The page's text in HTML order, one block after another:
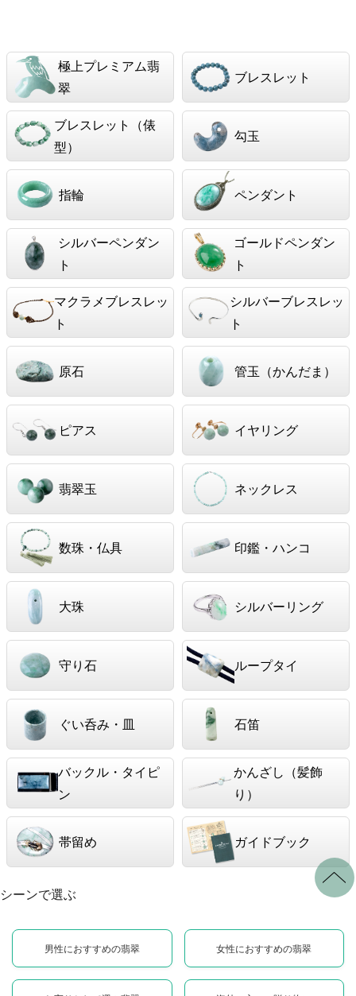
極上プレミアム翡
翠
ブレスレット
ブレスレット（俵
型）
勾玉
指輪 ペンダント
シルバーペンダン
ト
ゴールドペンダン
ト
マクラメブレスレッ
ト
シルバーブレスレッ
ト
原石 管玉（かんだま）
ピアス イヤリング
翡翠玉 ネックレス
数珠・仏具 印鑑・ハンコ
大珠 シルバーリング
守り石 ループタイ
ぐい呑み・皿 石笛
バックル・タイピ
ン
かんざし（髪飾
り）
帯留め ガイドブック
シーンで選ぶ
男性におすすめの翡翠 女性におすすめの翡翠